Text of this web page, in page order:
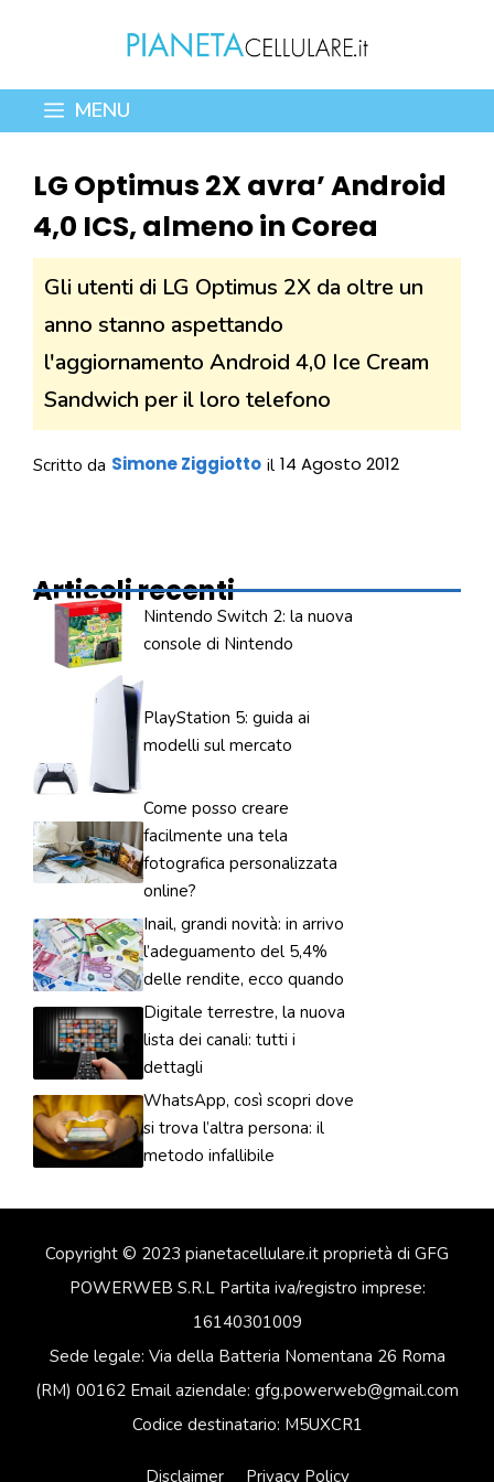
contenuto
MENU
LG Optimus 2X avra’ Android
4,0 ICS, almeno in Corea
Gli utenti di LG Optimus 2X da oltre un
anno stanno aspettando
l'aggiornamento Android 4,0 Ice Cream
Sandwich per il loro telefono
Scritto da Simone Ziggiotto il 14 Agosto 2012
Articoli recenti
Nintendo Switch 2: la nuova
console di Nintendo
PlayStation 5: guida ai
modelli sul mercato
Come posso creare
facilmente una tela
fotografica personalizzata
online?
Inail, grandi novità: in arrivo
l’adeguamento del 5,4%
delle rendite, ecco quando
Digitale terrestre, la nuova
lista dei canali: tutti i
dettagli
WhatsApp, così scopri dove
si trova l’altra persona: il
metodo infallibile
Copyright © 2023 pianetacellulare.it proprietà di GFG
POWERWEB S.R.L Partita iva/registro imprese:
16140301009
Sede legale: Via della Batteria Nomentana 26 Roma
(RM) 00162 Email aziendale: gfg.powerweb@gmail.com
Codice destinatario: M5UXCR1
Disclaimer Privacy Policy